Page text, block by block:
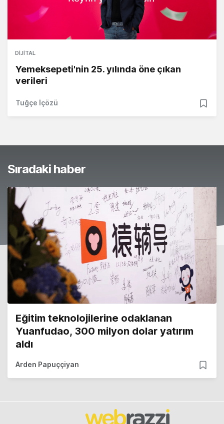
DIJITAL
Yemeksepeti'nin 25. yılında öne çıkan
verileri
Tuğçe İçözü
Sıradaki haber
Eğitim teknolojilerine odaklanan
Yuanfudao, 300 milyon dolar yatırım
aldı
Arden Papuççiyan